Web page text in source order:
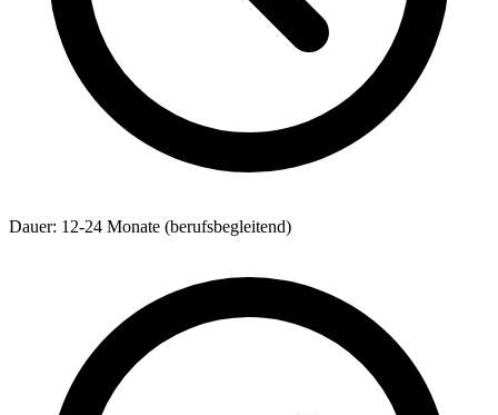
Dauer: 12-24 Monate (berufsbegleitend)